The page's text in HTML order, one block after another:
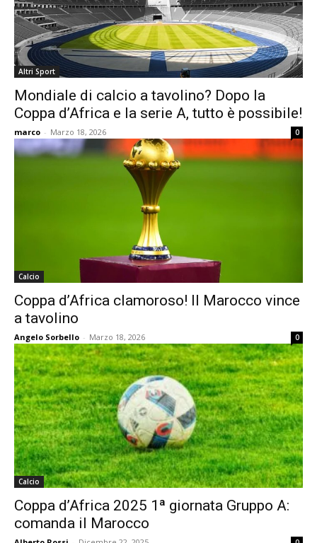
Altri Sport
Mondiale di calcio a tavolino? Dopo la
Coppa d’Africa e la serie A, tutto è possibile!
marco - Marzo 18, 2026 0
Calcio
Coppa d’Africa clamoroso! Il Marocco vince
a tavolino
Angelo Sorbello - Marzo 18, 2026 0
Calcio
Coppa d’Africa 2025 1ª giornata Gruppo A:
comanda il Marocco